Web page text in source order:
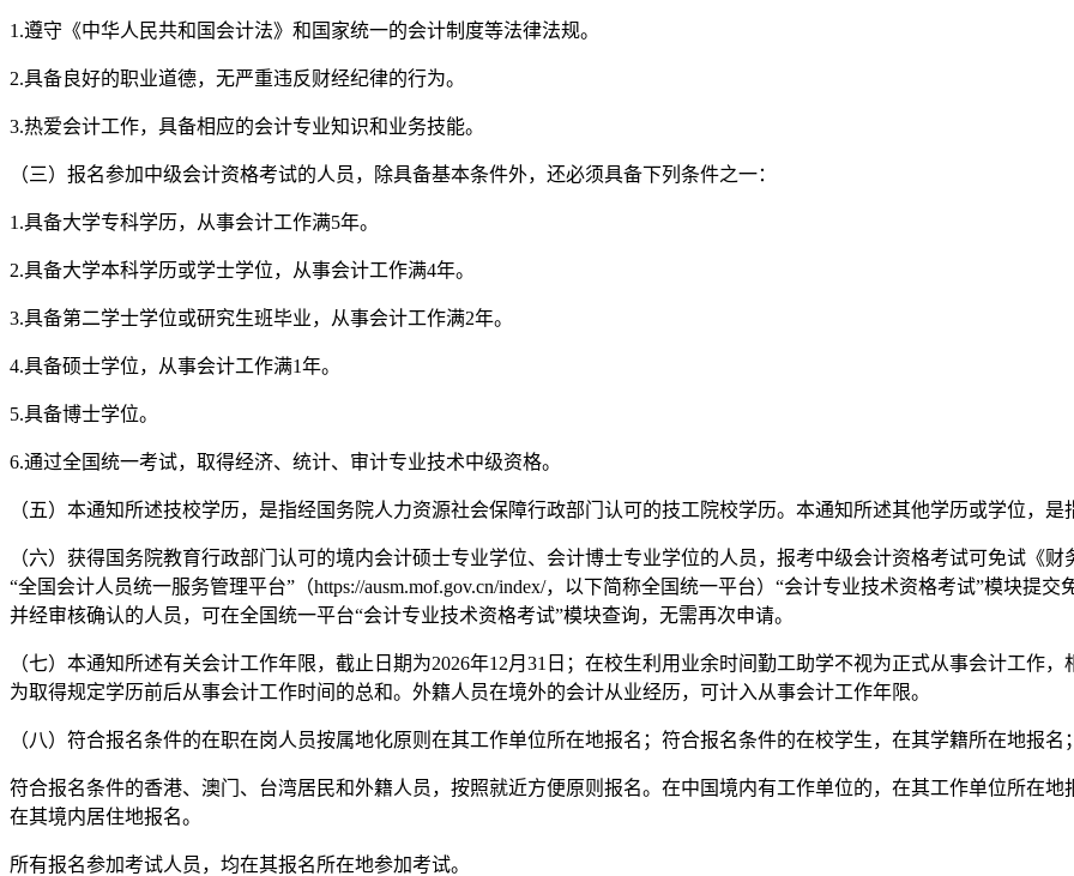
1.遵守《中华人民共和国会计法》和国家统一的会计制度等法律法规。
2.具备良好的职业道德，无严重违反财经纪律的行为。
3.热爱会计工作，具备相应的会计专业知识和业务技能。
（三）报名参加中级会计资格考试的人员，除具备基本条件外，还必须具备下列条件之一：
1.具备大学专科学历，从事会计工作满5年。
2.具备大学本科学历或学士学位，从事会计工作满4年。
3.具备第二学士学位或研究生班毕业，从事会计工作满2年。
4.具备硕士学位，从事会计工作满1年。
5.具备博士学位。
6.通过全国统一考试，取得经济、统计、审计专业技术中级资格。
（五）本通知所述技校学历，是指经国务院人力资源社会保障行政部门认可的技工院校学历。本通知所述其他学历或学位，是
（六）获得国务院教育行政部门认可的境内会计硕士专业学位、会计博士专业学位的人员，报考中级会计资格考试可免试《
“全国会计人员统一服务管理平台”（https://ausm.mof.gov.cn/index/，以下简称全国统一平台）“会计专业技术资格考试”模块提
并经审核确认的人员，可在全国统一平台“会计专业技术资格考试”模块查询，无需再次申请。
（七）本通知所述有关会计工作年限，截止日期为2026年12月31日；在校生利用业余时间勤工助学不视为正式从事会计工作
为取得规定学历前后从事会计工作时间的总和。外籍人员在境外的会计从业经历，可计入从事会计工作年限。
（八）符合报名条件的在职在岗人员按属地化原则在其工作单位所在地报名；符合报名条件的在校学生，在其学籍所在地报
符合报名条件的香港、澳门、台湾居民和外籍人员，按照就近方便原则报名。在中国境内有工作单位的，在其工作单位所在
在其境内居住地报名。
所有报名参加考试人员，均在其报名所在地参加考试。